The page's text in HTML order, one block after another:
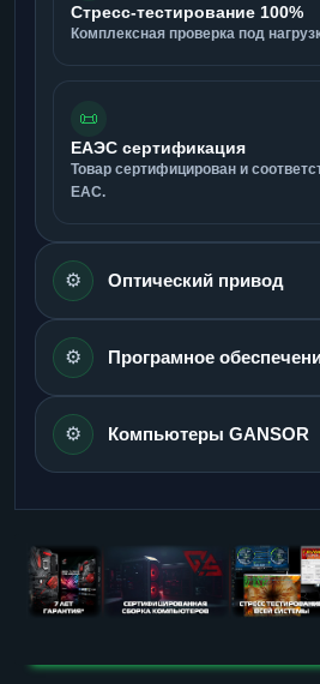
Стресс-тестирование 100%
Комплексная проверка под
📜
ЕАЭС сертификация
Товар сертифицирован и
ЕАС.
⚙️ Оптический привод
⚙️ Програмное
⚙️ Компьютеры GANSOR